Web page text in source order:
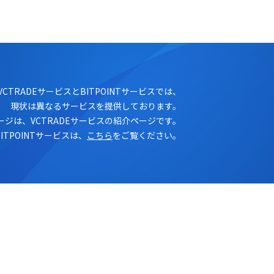
サービスとBITPOINTサービスでは、
現状は異なるサービスを提供しております。
ジは、VCTRADEサービスの紹介ページです。
サービスは、 こちらをご覧ください。